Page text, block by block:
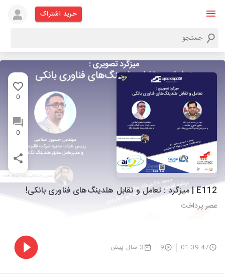
خرید اشتراک
0
0
E112 | میزگرد : تعامل و تقابل هلدینگ­‌های فناوری بانکی!
عصر پرداخت
01:39:47
9 3 سال پیش